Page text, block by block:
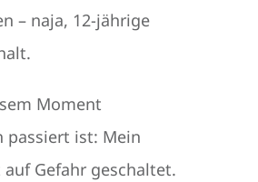
– naja, 12-jährige
Moment
passiert ist: Mein
Gefahr geschaltet.